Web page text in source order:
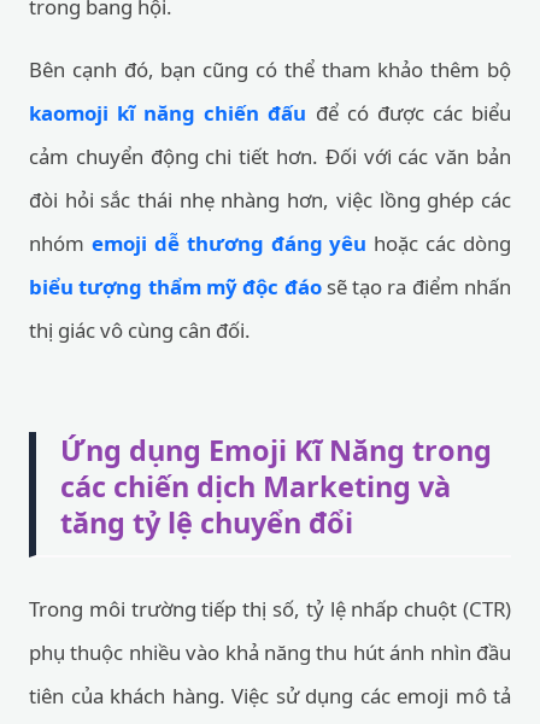
trong bang hội.
Bên cạnh đó, bạn cũng có thể tham khảo thêm bộ
kaomoji kĩ năng chiến đấu để có được các biểu
cảm chuyển động chi tiết hơn. Đối với các văn bản
đòi hỏi sắc thái nhẹ nhàng hơn, việc lồng ghép các
nhóm emoji dễ thương đáng yêu hoặc các dòng
biểu tượng thẩm mỹ độc đáosẽ tạo ra điểm nhấn
thị giác vô cùng cân đối.
Ứng dụng Emoji Kĩ Năng trong
các chiến dịch Marketing và
tăng tỷ lệ chuyển đổi
Trong môi trường tiếp thị số, tỷ lệ nhấp chuột (CTR)
phụ thuộc nhiều vào khả năng thu hút ánh nhìn đầu
tiên của khách hàng. Việc sử dụng các emoji mô tả